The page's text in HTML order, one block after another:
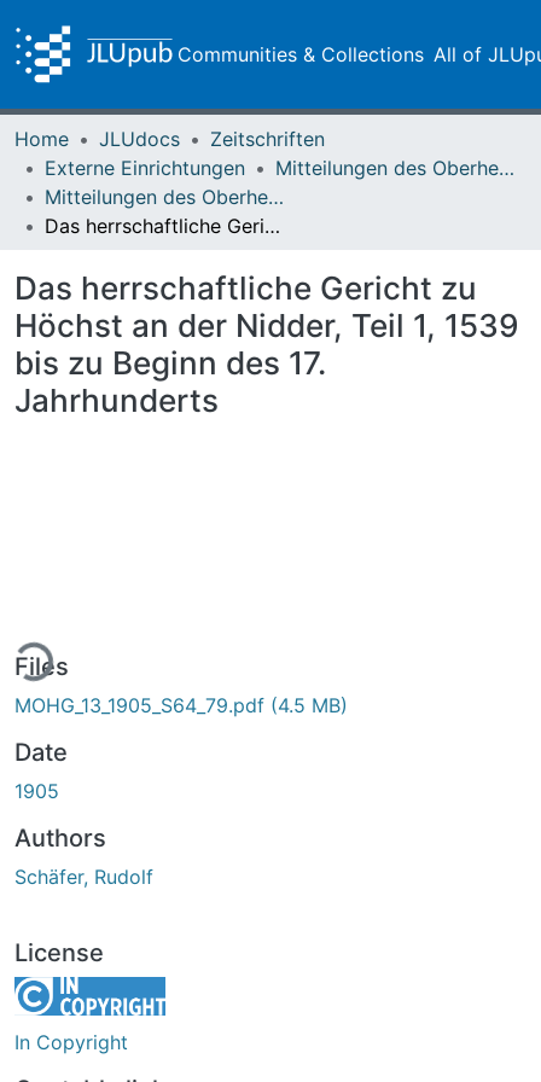
Communities & Collections All of
Home JLUdocs
Zeitschriften
Externe Einrichtungen
Mitteilungen des Oberhessischen Geschichtsvereins Gießen
Mitteilungen des Oberhessischen Geschichtsvereins Gießen Vol. 013 (1905)
Das herrschaftliche Gericht zu Höchst an der Nidder, Teil 1, 1539 bis zu Beginn des 17. Jahrhunderts
Das herrschaftliche Gericht zu
Höchst an der Nidder, Teil 1, 1539
bis zu Beginn des 17.
Jahrhunderts
Files
MOHG_13_1905_S64_79.pdf (4.5 MB)
Date
1905
Authors
Schäfer, Rudolf
License
In Copyright